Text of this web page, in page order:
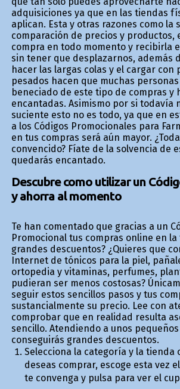
adquisiciones ya que en las tiendas
aplican. Esta y otras razones como la
comparación de precios y productos,
compra en todo momento y recibirla
sin tener que desplazarnos, además
hacer las largas colas y el cargar con
pesados hacen que muchas
beneficiado de este tipo de compras y
encantadas. Asimismo por si todavía
suficiente esto no es todo, ya que en
a los Códigos Promocionales para
en tus compras será aún mayor.
convencido? Fíate de la solvencia de
quedarás encantado.
Descubre como utilizar un
y ahorra al momento
Te han comentado que gracias a un
Promocional tus compras online en
grandes descuentos? ¿Quieres que
Internet de tónicos para la piel,
ortopedia y vitaminas, perfumes,
pudieran ser menos costosas?
seguir estos sencillos pasos y tus
sustancialmente su precio. Lee con
comprobar que en realidad resulta
sencillo. Atendiendo a unos
conseguirás grandes descuentos.
Selecciona la categoría y la tienda
deseas comprar, escoge esta vez
te convenga y pulsa para ver el